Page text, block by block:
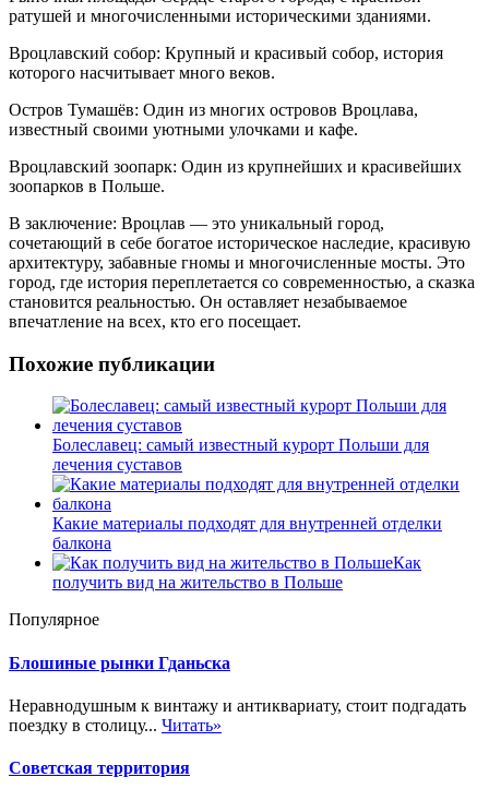
ратушей и многочисленными историческими зданиями.
Вроцлавский собор: Крупный и красивый собор, история
которого насчитывает много веков.
Остров Тумашёв: Один из многих островов Вроцлава,
известный своими уютными улочками и кафе.
Вроцлавский зоопарк: Один из крупнейших и красивейших
зоопарков в Польше.
В заключение: Вроцлав — это уникальный город,
сочетающий в себе богатое историческое наследие, красивую
архитектуру, забавные гномы и многочисленные мосты. Это
город, где история переплетается со современностью, а сказка
становится реальностью. Он оставляет незабываемое
впечатление на всех, кто его посещает.
Похожие публикации
Болеславец: самый известный курорт Польши для
лечения суставов
Какие материалы подходят для внутренней отделки
балкона
Как
получить вид на жительство в Польше
Популярное
Блошиные рынки Гданьска
Неравнодушным к винтажу и антиквариату, стоит подгадать
поездку в столицу... Читать»
Советская территория